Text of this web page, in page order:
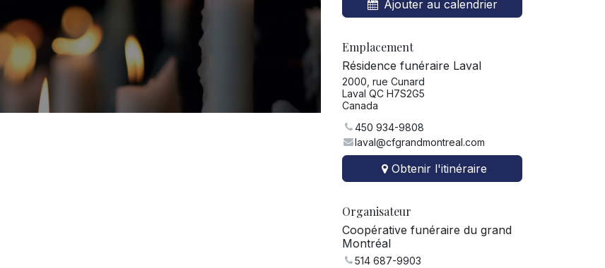
Ajouter au calendrier
Emplacement
Résidence funéraire Laval
2000, rue Cunard
Laval QC H7S2G5
Canada
450 934-9808
laval@cfgrandmontreal.com
Obtenir l'itinéraire
Organisateur
Coopérative funéraire du grand
Montréal
514 687-9903